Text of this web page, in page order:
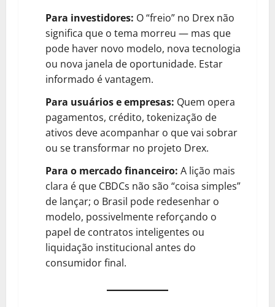
Para investidores: O “freio” no Drex não
significa que o tema morreu — mas que
pode haver novo modelo, nova tecnologia
ou nova janela de oportunidade. Estar
informado é vantagem.
Para usuários e empresas: Quem opera
pagamentos, crédito, tokenização de
ativos deve acompanhar o que vai sobrar
ou se transformar no projeto Drex.
Para o mercado financeiro: A lição mais
clara é que CBDCs não são “coisa simples”
de lançar; o Brasil pode redesenhar o
modelo, possivelmente reforçando o
papel de contratos inteligentes ou
liquidação institucional antes do
consumidor final.